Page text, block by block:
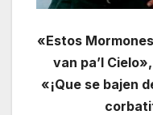
«Estos
van pa’l
«¡Que se bajen